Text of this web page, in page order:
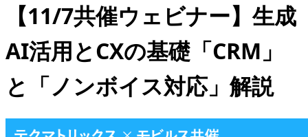
【11/7共催ウェビナー】生成
AI活用とCXの基礎「CRM」
と「ノンボイス対応」解説